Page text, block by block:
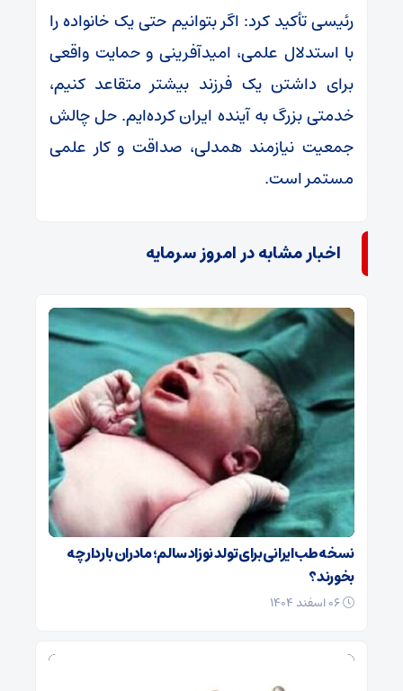
رئیسی تأکید کرد: اگر بتوانیم حتی یک خانواده را
با استدلال علمی، امیدآفرینی و حمایت واقعی
برای داشتن یک فرزند بیشتر متقاعد کنیم،
خدمتی بزرگ به آینده ایران کرده‌ایم. حل چالش
جمعیت نیازمند همدلی، صداقت و کار علمی
مستمر است.
اخبار مشابه در امروز سرمایه
نسخه طب ایرانی برای تولد نوزاد سالم؛ مادران باردار چه
بخورند؟